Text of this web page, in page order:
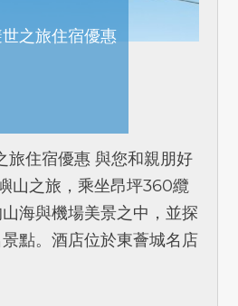
之旅住宿優惠
旅住宿優惠 與您和親朋好
山之旅，乘坐昂坪360纜
海與機場美景之中，並探
點。酒店位於東薈城名店